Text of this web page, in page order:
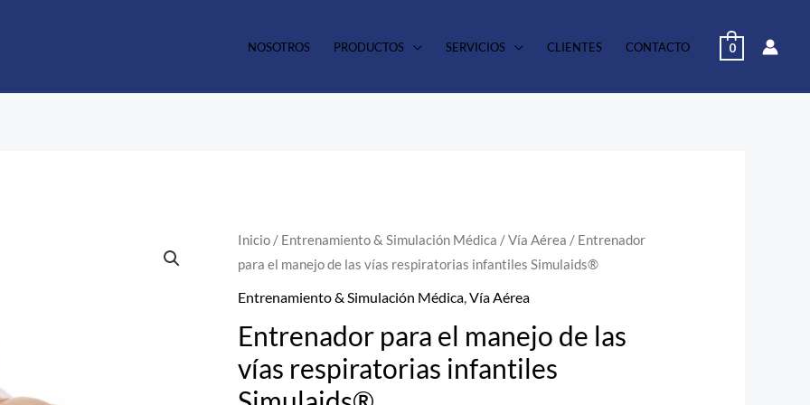
NOSOTROS PRODUCTOS SERVICIOS CLIENTES CONTACTO 0
Inicio / Entrenamiento & Simulación Médica /Vía Aérea / Entrenador
para el manejo de las vías respiratorias infantiles Simulaids®
Entrenamiento & Simulación Médica,Vía Aérea
Entrenador para el manejo de las
vías respiratorias infantiles
Entrenador
para
el
de
las
vías